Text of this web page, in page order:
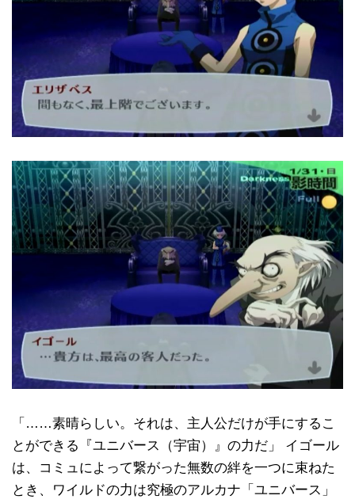
「……素晴らしい。それは、主人公だけが手にするこ
とができる『ユニバース（宇宙）』の力だ」 イゴール
は、コミュによって繋がった無数の絆を一つに束ねた
とき、ワイルドの力は究極のアルカナ「ユニバース」